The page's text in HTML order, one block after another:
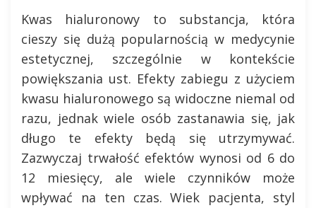
Kwas hialuronowy to substancja, która
cieszy się dużą popularnością w medycynie
estetycznej, szczególnie w kontekście
powiększania ust. Efekty zabiegu z użyciem
kwasu hialuronowego są widoczne niemal od
razu, jednak wiele osób zastanawia się, jak
długo te efekty będą się utrzymywać.
Zazwyczaj trwałość efektów wynosi od 6 do
12 miesięcy, ale wiele czynników może
wpływać na ten czas. Wiek pacjenta, styl